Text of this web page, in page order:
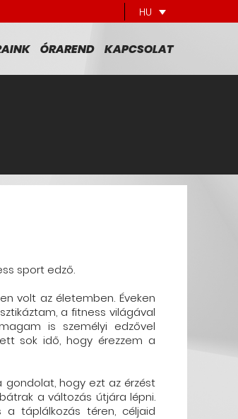
HU
ÓRAREND KAPCSOLAT
sport edző.
volt az életemben. Éveken
a fitness világával
is személyi edzővel
sok idő, hogy érezzem a
hogy ezt az érzést
a változás útjára lépni.
táplálkozás téren, céljaid